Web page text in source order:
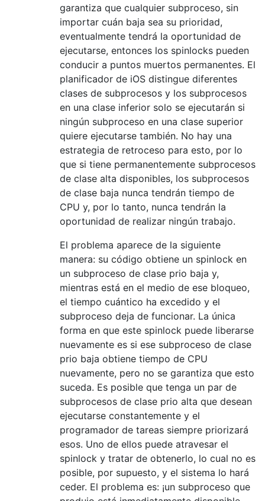
garantiza que cualquier subproceso, sin
importar cuán baja sea su prioridad,
eventualmente tendrá la oportunidad de
ejecutarse, entonces los spinlocks pueden
conducir a puntos muertos permanentes. El
planificador de iOS distingue diferentes
clases de subprocesos y los subprocesos
en una clase inferior solo se ejecutarán si
ningún subproceso en una clase superior
quiere ejecutarse también. No hay una
estrategia de retroceso para esto, por lo
que si tiene permanentemente subprocesos
de clase alta disponibles, los subprocesos
de clase baja nunca tendrán tiempo de
CPU y, por lo tanto, nunca tendrán la
oportunidad de realizar ningún trabajo.
El problema aparece de la siguiente
manera: su código obtiene un spinlock en
un subproceso de clase prio baja y,
mientras está en el medio de ese bloqueo,
el tiempo cuántico ha excedido y el
subproceso deja de funcionar. La única
forma en que este spinlock puede liberarse
nuevamente es si ese subproceso de clase
prio baja obtiene tiempo de CPU
nuevamente, pero no se garantiza que esto
suceda. Es posible que tenga un par de
subprocesos de clase prio alta que desean
ejecutarse constantemente y el
programador de tareas siempre priorizará
esos. Uno de ellos puede atravesar el
spinlock y tratar de obtenerlo, lo cual no es
posible, por supuesto, y el sistema lo hará
ceder. El problema es: ¡un subproceso que